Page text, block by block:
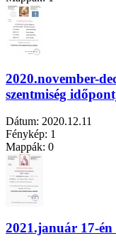
2020.november-
szentmiség
Dátum: 2020.12.11
Fénykép: 1
Mappák: 0
2021.január 17-